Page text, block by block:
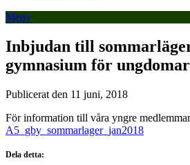
Meny
Inbjudan till
gymnasium för ungdomar
Publicerat den 11 juni, 2018
För information till våra yngre
A5_gby_sommarlager_jan2018
Dela detta: